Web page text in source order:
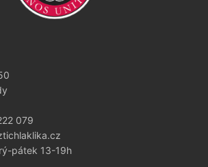
079
pátek 13-19h